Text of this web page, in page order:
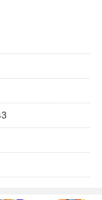
游戏的新角色、
。用户始终能够
各个年龄段的用
速上手，轻松找
包选择和个性化